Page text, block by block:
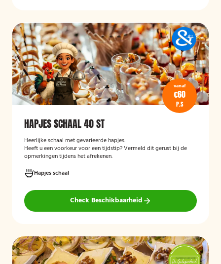
vanaf
€60
P.S
HAPJES SCHAAL 40 ST
Heerlijke schaal met gevarieerde hapjes.
Heeft u een voorkeur voor een tijdstip? Vermeld dit gerust bij de
opmerkingen tijdens het afrekenen.
Hapjes schaal
Check Beschikbaarheid